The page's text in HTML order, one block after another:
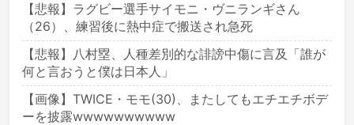
【悲報】ラグビー選手サイモニ・ヴニランギさん
（26）、練習後に熱中症で搬送され急死
【悲報】八村塁、人種差別的な誹謗中傷に言及「誰が
何と言おうと僕は日本人」
【画像】TWICE・モモ(30)、またしてもエチエチボデ
ーを披露wwwwwwwwww